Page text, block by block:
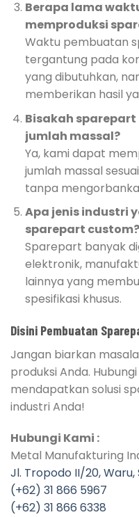
Berapa lama
memproduksi
Waktu pembuatan
tergantung pada
yang dibutuhkan,
memberikan hasil
Bisakah
jumlah massal?
Ya, kami dapat
jumlah massal
tanpa
Apa jenis industri
sparepart custom?
Sparepart banyak
elektronik,
lainnya yang
spesifikasi khusus.
Disini Pembuatan
Jangan biarkan
produksi Anda.
mendapatkan solusi
industri Anda!
Hubungi Kami :
Metal Manufakturing
Jl. Tropodo II/20, Waru,
(+62) 31 866 5967
(+62) 31 866 6338